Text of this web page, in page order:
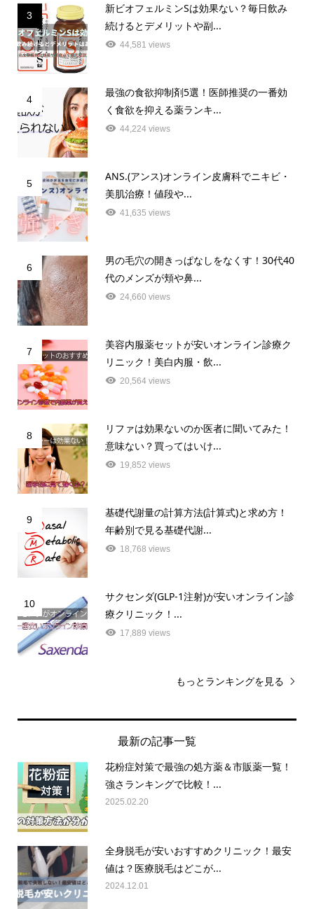
3
新ビオフェルミンSは効果ない？毎日飲み
続けるとデメリットや副...
44,581 views
4
最強の食欲抑制剤5選！医師推奨の一番効
く食欲を抑える薬ランキ...
44,224 views
5
ANS.(アンス)オンライン皮膚科でニキビ・
美肌治療！値段や...
41,635 views
6
男の毛穴の開きっぱなしをなくす！30代40
代のメンズが頬や鼻...
24,660 views
7
美容内服薬セットが安いオンライン診療ク
リニック！美白内服・飲...
20,564 views
8
リファは効果ないのか医者に聞いてみた！
意味ない？買ってはいけ...
19,852 views
9
基礎代謝量の計算方法(計算式)と求め方！
年齢別で見る基礎代謝...
18,768 views
10
サクセンダ(GLP-1注射)が安いオンライン診
療クリニック！...
17,889 views
もっとランキングを見る
最新の記事一覧
花粉症対策で最強の処方薬＆市販薬一覧！
強さランキングで比較！...
2025.02.20
全身脱毛が安いおすすめクリニック！最安
値は？医療脱毛はどこが...
2024.12.01